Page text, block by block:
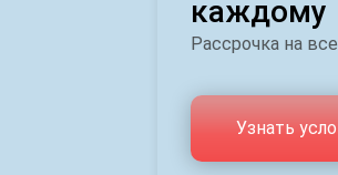
каждому
Рассрочка на
Узнать